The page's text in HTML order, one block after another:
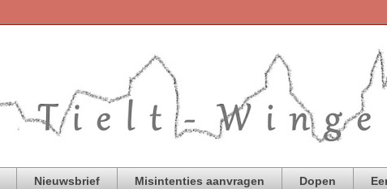
Nieuwsbrief Misintenties aanvragen Dopen